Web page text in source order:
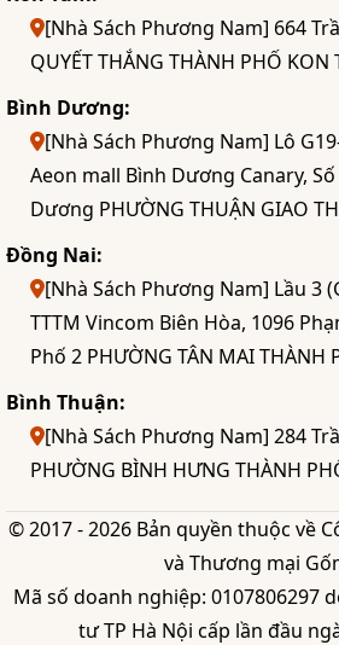
[Nhà Sách Phương Nam] 664
QUYẾT THẮNG THÀNH PHỐ KON
Bình Dương:
[Nhà Sách Phương Nam] Lô
Aeon mall Bình Dương Canary,
Dương PHƯỜNG THUẬN GIAO
Đồng Nai:
[Nhà Sách Phương Nam] Lầu 3
TTTM Vincom Biên Hòa, 1096
Phố 2 PHƯỜNG TÂN MAI THÀNH
Bình Thuận:
[Nhà Sách Phương Nam] 284
PHƯỜNG BÌNH HƯNG THÀNH
© 2017 - 2026 Bản quyền thuộc về
và Thương mại
Mã số doanh nghiệp: 0107806297
tư TP Hà Nội cấp lần đầu